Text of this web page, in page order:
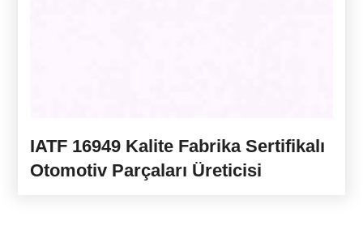
IATF 16949 Kalite Fabrika Sertifikalı
Otomotiv Parçaları Üreticisi